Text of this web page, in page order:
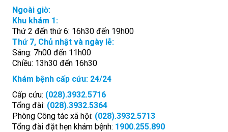
Ngoài giờ:
Khu khám 1:
Thứ 2 đến thứ 6: 16h30 đến 19h00
Thứ 7, Chủ nhật và ngày lễ:
Sáng: 7h00 đến 11h00
Chiều: 13h30 đến 16h30
Khám bệnh cấp cứu: 24/24
Cấp cứu: (028).3932.5716
Tổng đài: (028).3932.5364
Phòng Công tác xã hội: (028).3932.5713
Tổng đài đặt hẹn khám bệnh: 1900.255.890